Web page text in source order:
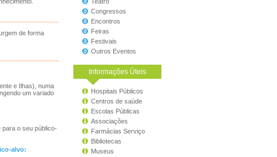
Congressos
Encontros
Feiras
Festivais
Outros Eventos
Informações Úteis
Hospitais Públicos
Centros de saúde
Escolas Públicas
Associações
Farmácias Serviço
Bibliotecas
Museus
de forma
e Ilhas), numa
um variado
o seu público-
alvo: